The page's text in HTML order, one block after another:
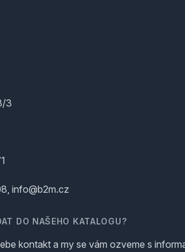
3
info@b2m.cz
DO NAŠEHO KATALOGU?
kontakt a my se vám ozveme s